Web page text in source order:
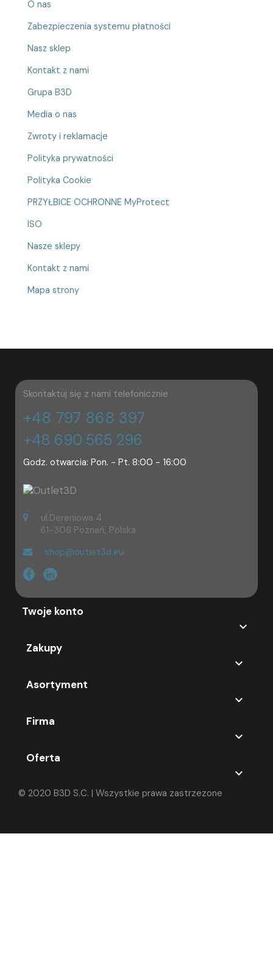
O nas
Zabezpieczenia systemu płatności
Nasz sklep
Kontakt z nami
Grupa B3D
Media o nas
Zwroty i reklamacje
Polityka prywatności
Polityka Cookie
PRZYŁBICE OCHRONNE MyProtect
ISO
Nasze sklepy
Kontakt z nami
Mapa strony
Skontaktuj się z nami telefonicznie
+48 797 868 397
+48 690 565 296
Godz. otwarcia: Pon. - Pt. 8:00 - 16:00
ul.Dereniowa 4
61-306 Poznań, Polska
shop@outlet3d.eu
Twoje konto

Zakupy

Asortyment

Firma

Oferta

© 2020 B3D S.C. | Wszystkie prawa zastrzezone